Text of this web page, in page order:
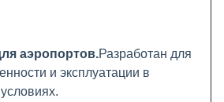
аэропортов.Разработан для
и эксплуатации в